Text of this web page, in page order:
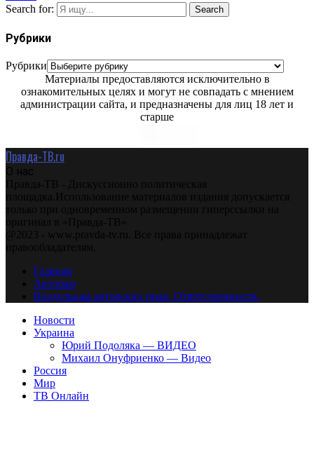
Search for:
Search
Рубрики
Рубрики
Материалы предоставляются исключительно в
ознакомительных целях и могут не совпадать с мнением
администрации сайта, и предназначены для лиц 18 лет и
старше
Правда-ТВ.ru
О нас
Правда-ТВ - Дискуссионно политическая
площадка.Использование материалов издания допускается
только при одновременном размещении гиперссылки на
оригинал в «Правда-ТВ»
@2023 - www.pravda-tv.ru. Все права принадлежат
правообладателям.
Главная
Авторам
Владельцам авторских прав. Ответственности.
Новости
Украина
Юрий Подоляка — ВИДЕО
Михаил Онуфриенко — Видео
Россия
Мир
ТВ Онлайн